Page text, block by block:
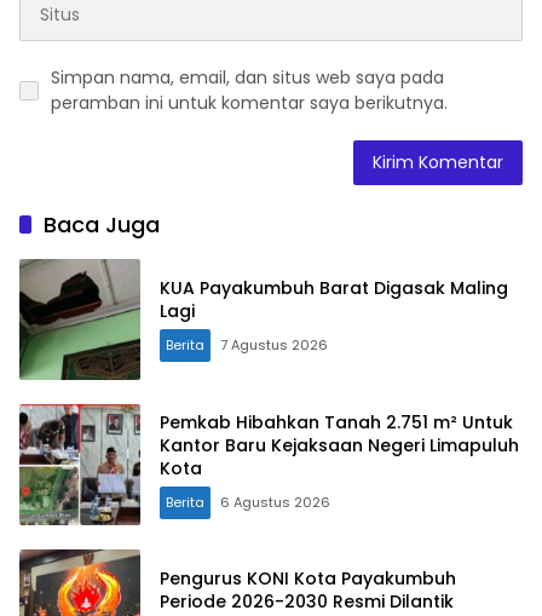
Simpan nama, email, dan situs web saya pada
peramban ini untuk komentar saya berikutnya.
Baca Juga
KUA Payakumbuh Barat Digasak Maling
Lagi
Berita 7 Agustus 2026
Pemkab Hibahkan Tanah 2.751 m² Untuk
Kantor Baru Kejaksaan Negeri Limapuluh
Kota
Berita 6 Agustus 2026
Pengurus KONI Kota Payakumbuh
Periode 2026-2030 Resmi Dilantik